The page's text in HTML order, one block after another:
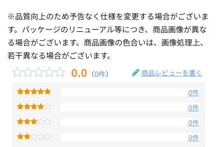
※品質向上のため予告なく仕様を変更する場合がございま
す。パッケージのリニューアル等につき、商品画像が異な
る場合がございます。商品画像の色合いは、画像処理上、
若干異なる場合がございます。
0.0 （0件） 商品レビューを書く
0件
0件
0件
0件